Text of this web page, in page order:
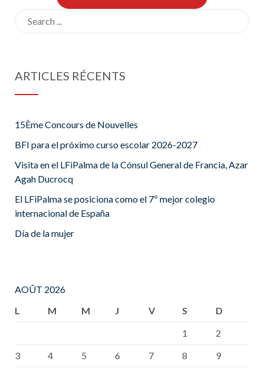
ARTICLES RÉCENTS
15Ème Concours de Nouvelles
BFI para el próximo curso escolar 2026-2027
Visita en el LFiPalma de la Cónsul General de Francia, Azar
Agah Ducrocq
El LFiPalma se posiciona como el 7º mejor colegio
internacional de España
Día de la mujer
AOÛT 2026
L
M M J V S
D
1
2
3
4 5 6 7 8
9